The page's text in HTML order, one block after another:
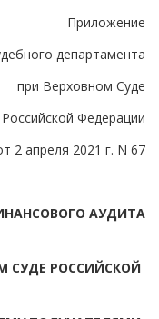
Приложение
департамента
при Верховном Суде
Российской Федерации
2 апреля 2021 г. N 67
АУДИТА
СУДЕ РОССИЙСКОЙ